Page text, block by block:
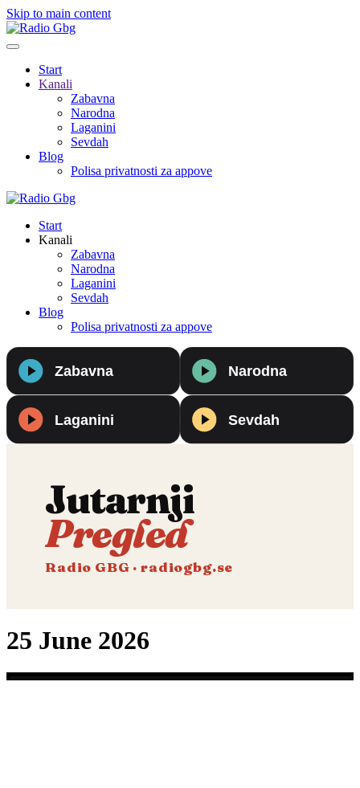
Skip to main content
Start
Kanali
Zabavna
Narodna
Laganini
Sevdah
Blog
Polisa privatnosti za appove
Start
Kanali
Zabavna
Narodna
Laganini
Sevdah
Blog
Polisa privatnosti za appove
Jutarnji
Pregled
Radio GBG · radiogbg.se
25 June 2026